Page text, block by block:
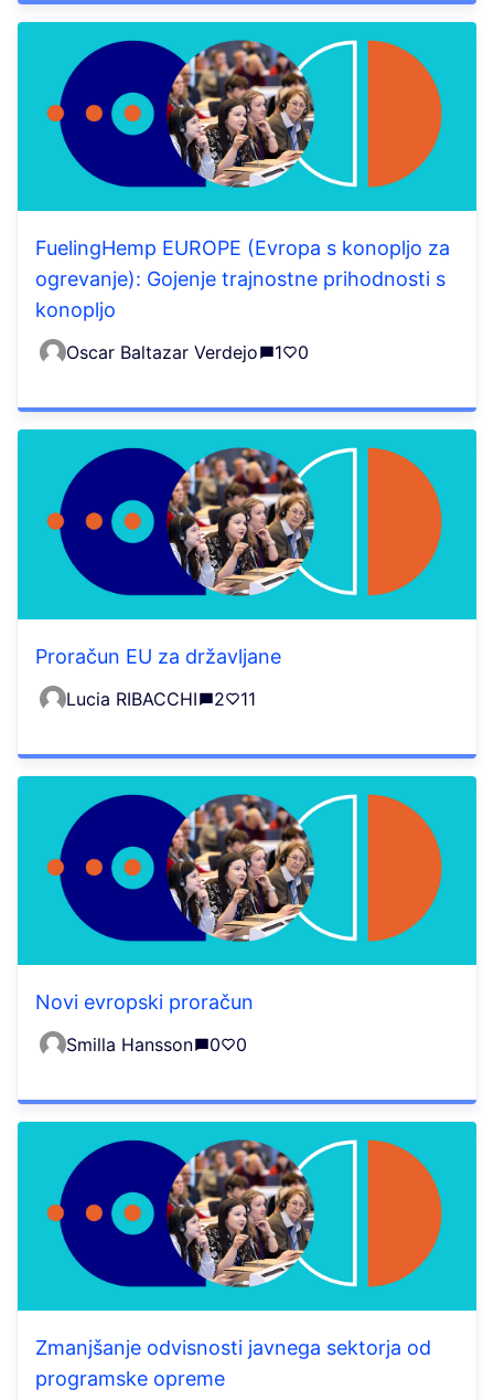
FuelingHemp EUROPE (Evropa s konopljo za
ogrevanje): Gojenje trajnostne prihodnosti s
konopljo
Oscar Baltazar Verdejo 1 0
Proračun EU za državljane
Lucia RIBACCHI 2 11
Novi evropski proračun
Smilla Hansson 0 0
Zmanjšanje odvisnosti javnega sektorja od
programske opreme